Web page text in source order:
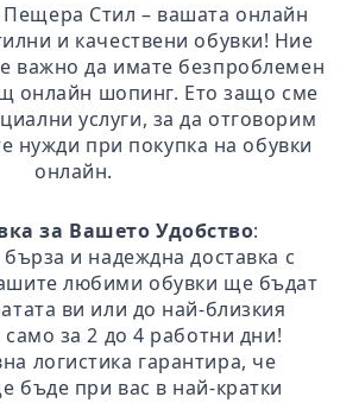
Пещера Стил – вашата онлайн
и качествени обувки! Ние
важно да имате безпроблемен
онлайн шопинг. Ето защо сме
услуги, за да отговорим
нужди при покупка на обувки
онлайн.
за Вашето Удобство:
и надеждна доставка с
любими обувки ще бъдат
ви или до най-близкия
за 2 до 4 работни дни!
логистика гарантира, че
бъде при вас в най-кратки